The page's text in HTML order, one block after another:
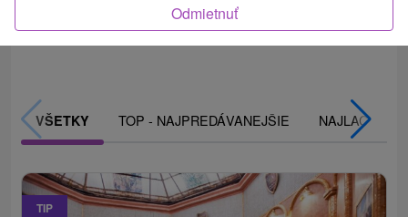
zážitkový program a bonusy podľa dĺžky pobytu.
VŠETKY TOP - NAJPREDÁVANEJŠIE
TIP
Odmietnuť